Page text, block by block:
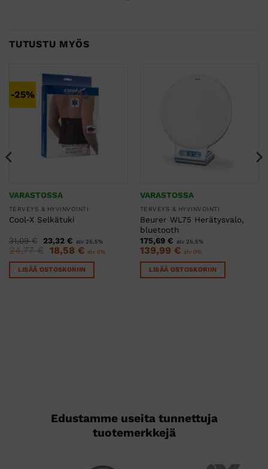
TUTUSTU MYÖS
-25%
VARASTOSSA
TERVEYS & HYVINVOINTI
Cool-X Selkätuki
31,09€ Alkuperäinen
hinta
oli:
31,09 €.
23,32 €Nykyinen
hinta
on:
23,32 €.
alv 25,5%
24,77€
Alkuperäinen
hinta
oli:
24,77 €.
18,58 €Nykyinen
hinta
on:
18,58 €.
alv 0%
LISÄÄ OSTOSKORIIN
VARASTOSSA
TERVEYS & HYVINVOINTI
Beurer WL75 Herätysvalo,
bluetooth
175,69 € alv 25,5%
139,99 € alv 0%
LISÄÄ OSTOSKORIIN
Edustamme useita tunnettuja
tuotemerkkejä